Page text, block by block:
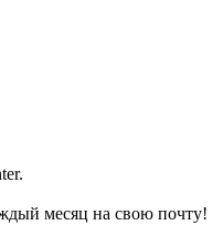
месяц на свою почту!